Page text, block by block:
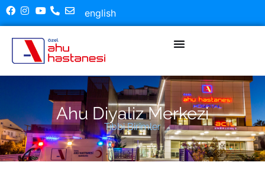
english
Ahu Diyaliz Merkezi
Tıbbi Birimler